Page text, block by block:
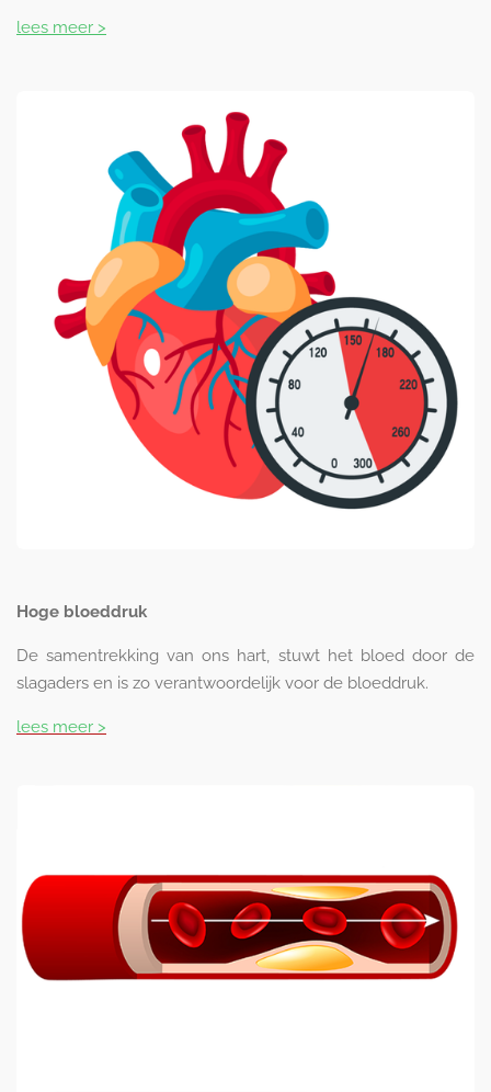
lees meer >
Hoge bloeddruk
De samentrekking van ons hart, stuwt het bloed door de
slagaders en is zo verantwoordelijk voor de bloeddruk.
lees meer >